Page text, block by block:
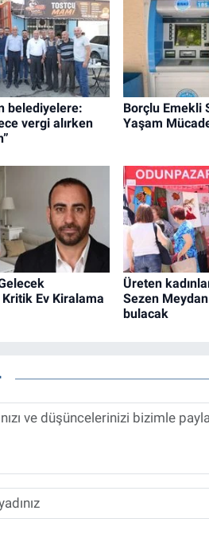
belediyelere:
vergi alırken
Borçlu Emekli
Yaşam
Ev Kiralama
Üreten
Sezen
bulacak